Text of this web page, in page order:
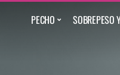
PECHO SOBREPESO